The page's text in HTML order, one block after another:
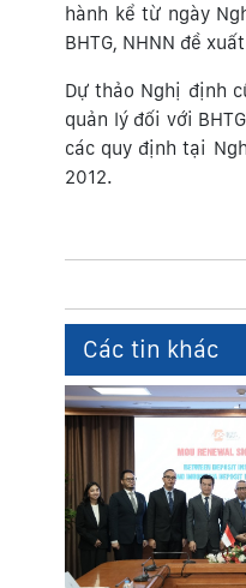
hành kể từ ngày
BHTG, NHNN đề
Dự thảo Nghị định
quản lý đối với
các quy định tại
2012.
Các tin khác